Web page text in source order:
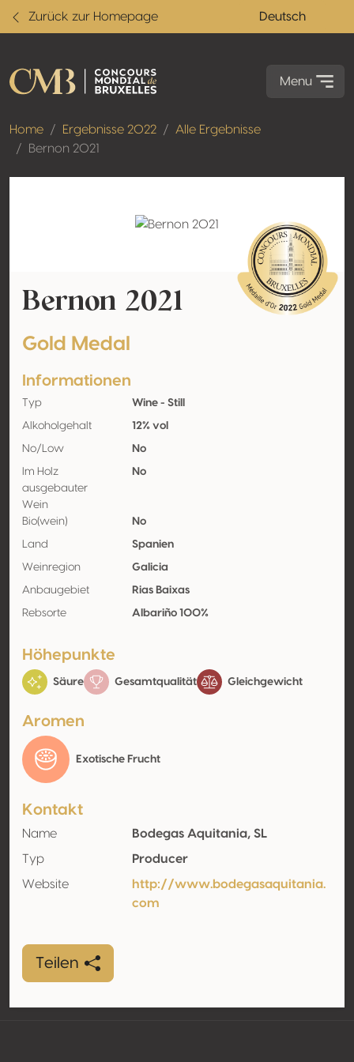
Zurück zur Homepage Deutsch
Menu
Home Ergebnisse 2022
Alle Ergebnisse
Bernon 2021
Bernon 2021
Gold Medal
Informationen
Typ Wine - Still
Alkoholgehalt 12% vol
No/Low No
Im Holz
ausgebauter
Wein
No
Bio(wein) No
Land Spanien
Weinregion Galicia
Anbaugebiet Rias Baixas
Rebsorte Albariño 100%
Höhepunkte
Säure Gesamtqualität Gleichgewicht
Aromen
Exotische Frucht
Kontakt
Name
Bodegas Aquitania, SL
Typ
Producer
Website
http://www.bodegasaquitania.
com
Teilen